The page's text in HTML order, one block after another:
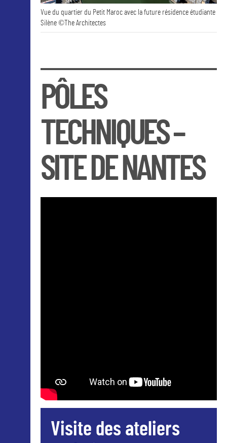
Vue du quartier du Petit Maroc avec la future résidence étudiante
Silène ©The Architectes
PÔLES
TECHNIQUES –
SITE DE NANTES
Visite des ateliers